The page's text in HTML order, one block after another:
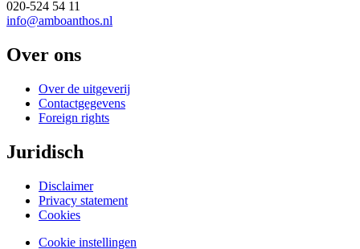
020-524 54 11
info@amboanthos.nl
Over ons
Over de uitgeverij
Contactgegevens
Foreign rights
Juridisch
Disclaimer
Privacy statement
Cookies
Cookie instellingen